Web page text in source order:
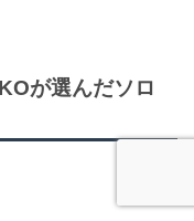
が選んだソロ